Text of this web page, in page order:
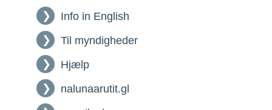
Info in English
Til myndigheder
Hjælp
nalunaarutit.gl